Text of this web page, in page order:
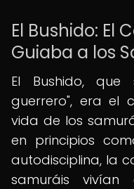
El Bushido: El
Guiaba a los
El Bushido,
guerrero", era el
vida de los
en principios
autodisciplina, la
samuráis